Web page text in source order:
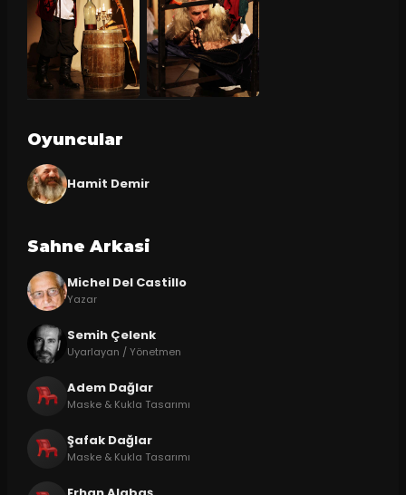
Oyuncular
Hamit Demir
Sahne Arkasi
Michel Del Castillo
Yazar
Semih Çelenk
Uyarlayan / Yönetmen
Adem Dağlar
Maske & Kukla Tasarımı
Şafak Dağlar
Maske & Kukla Tasarımı